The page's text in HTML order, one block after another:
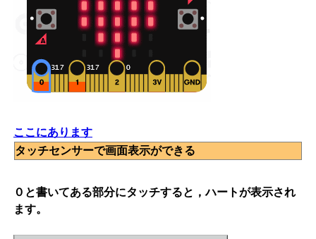
ここにあります
タッチセンサーで画面表示ができる
０と書いてある部分にタッチすると，ハートが表示され
ます。